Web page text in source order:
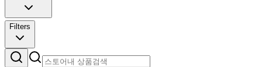
Filters